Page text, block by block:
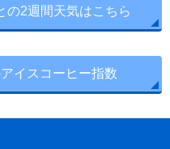
の2週間天気はこちら
イスコーヒー指数